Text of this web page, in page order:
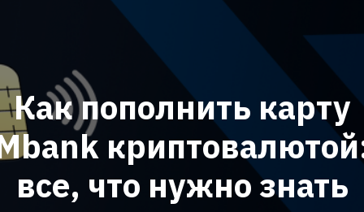
Как пополнить карту
все, что нужно знать